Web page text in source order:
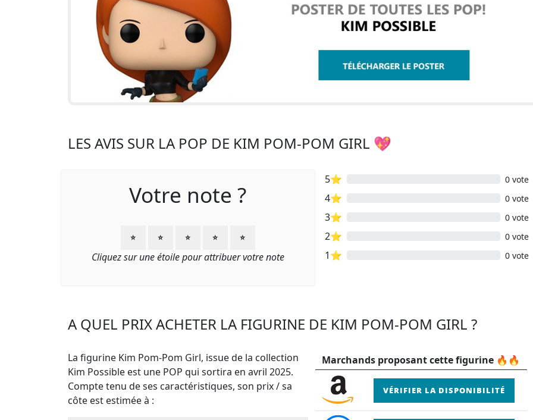
LES AVIS SUR LA POP DE KIM POM-POM GIRL 💖
Votre note ?
⭐ ⭐ ⭐ ⭐ ⭐
Cliquez sur une étoile pour attribuer votre note
5⭐ 0 vote
4⭐ 0 vote
3⭐ 0 vote
2⭐ 0 vote
1⭐ 0 vote
A QUEL PRIX ACHETER LA FIGURINE DE KIM POM-POM GIRL ?
La figurine Kim Pom-Pom Girl, issue de la collection
Kim Possible est une POP qui sortira en avril 2025.
Compte tenu de ses caractéristiques, son prix / sa
côte est estimée à :
Marchands proposant cette figurine 🔥🔥
VÉRIFIER LA DISPONIBILITÉ